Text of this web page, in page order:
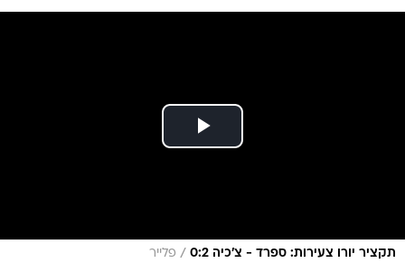
תקציר יורו צעירות: ספרד - צ'כיה 0:2 / פלייר